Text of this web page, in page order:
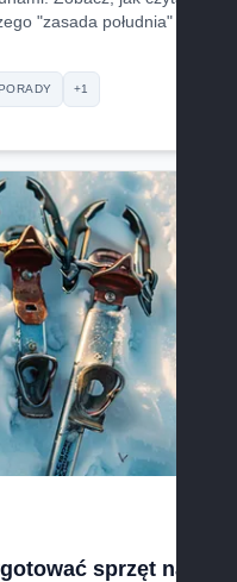
"zasada południa"
+1
sprzęt na